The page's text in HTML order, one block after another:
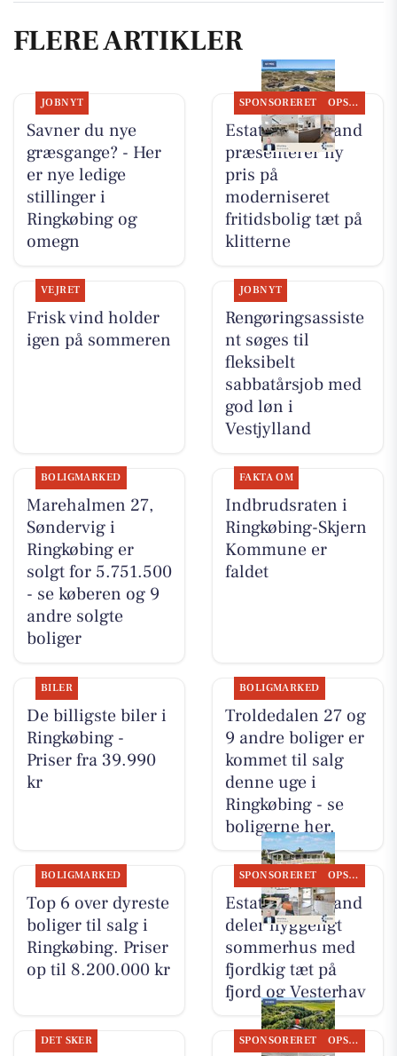
FLERE ARTIKLER
JOBNYT
Savner du nye
græsgange? - Her
er nye ledige
stillinger i
Ringkøbing og
omegn
SPONSORERET OPSLAGSTAVLEN
Estate Vestjylland
præsenterer ny
pris på
moderniseret
fritidsbolig tæt på
klitterne
VEJRET
Frisk vind holder
igen på sommeren
JOBNYT
Rengøringsassiste
nt søges til
fleksibelt
sabbatårsjob med
god løn i
Vestjylland
BOLIGMARKED
Marehalmen 27,
Søndervig i
Ringkøbing er
solgt for 5.751.500
- se køberen og 9
andre solgte
boliger
FAKTA OM
Indbrudsraten i
Ringkøbing-Skjern
Kommune er
faldet
BILER
De billigste biler i
Ringkøbing -
Priser fra 39.990
kr
BOLIGMARKED
Troldedalen 27 og
9 andre boliger er
kommet til salg
denne uge i
Ringkøbing - se
boligerne her.
BOLIGMARKED
Top 6 over dyreste
boliger til salg i
Ringkøbing. Priser
op til 8.200.000 kr
SPONSORERET OPSLAGSTAVLEN
Estate Vestjylland
deler hyggeligt
sommerhus med
fjordkig tæt på
fjord og Vesterhav
DET SKER SPONSORERET OPSLAGSTAVLEN